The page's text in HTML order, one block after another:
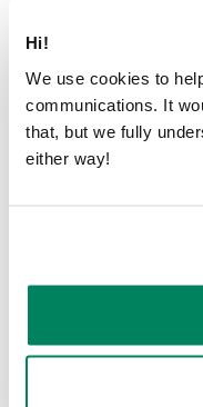
Hi!
We use cookies to
communications. It
that, but we fully
either way!